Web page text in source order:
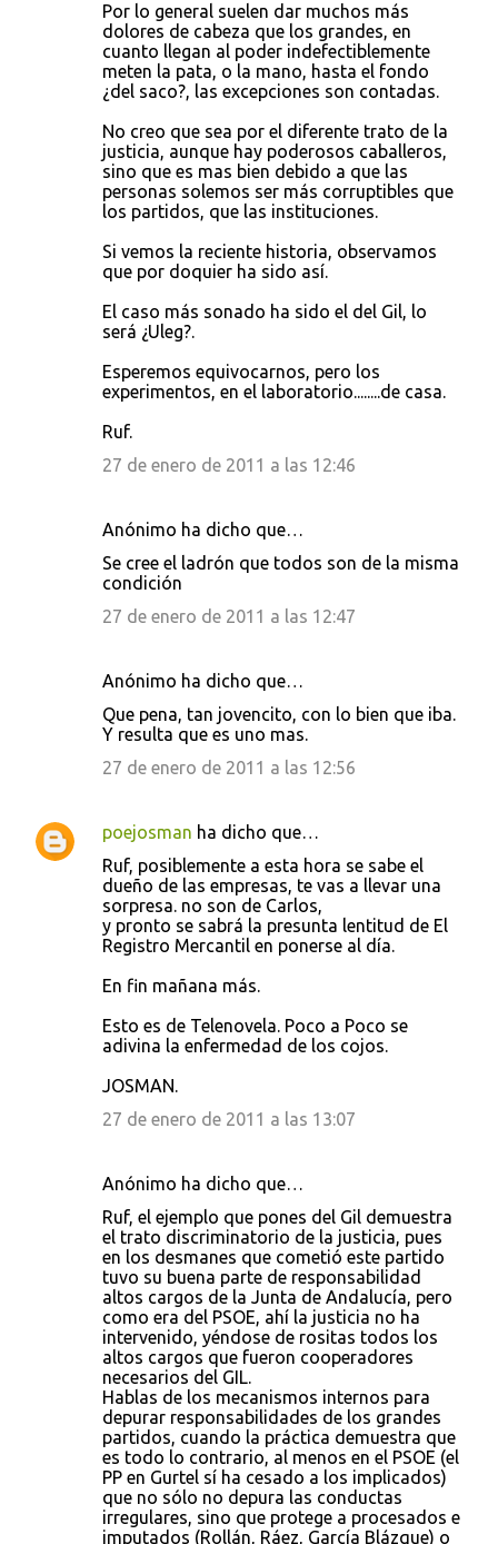
Por lo general suelen dar muchos más
dolores de cabeza que los grandes, en
cuanto llegan al poder indefectiblemente
meten la pata, o la mano, hasta el fondo
¿del saco?, las excepciones son contadas.
No creo que sea por el diferente trato de la
justicia, aunque hay poderosos caballeros,
sino que es mas bien debido a que las
personas solemos ser más corruptibles que
los partidos, que las instituciones.
Si vemos la reciente historia, observamos
que por doquier ha sido así.
El caso más sonado ha sido el del Gil, lo
será ¿Uleg?.
Esperemos equivocarnos, pero los
experimentos, en el laboratorio........de casa.
Ruf.
27 de enero de 2011 a las 12:46
Anónimo ha dicho que…
Se cree el ladrón que todos son de la misma
condición
27 de enero de 2011 a las 12:47
Anónimo ha dicho que…
Que pena, tan jovencito, con lo bien que iba.
Y resulta que es uno mas.
27 de enero de 2011 a las 12:56
poejosman ha dicho que…
Ruf, posiblemente a esta hora se sabe el
dueño de las empresas, te vas a llevar una
sorpresa. no son de Carlos,
y pronto se sabrá la presunta lentitud de El
Registro Mercantil en ponerse al día.
En fin mañana más.
Esto es de Telenovela. Poco a Poco se
adivina la enfermedad de los cojos.
JOSMAN.
27 de enero de 2011 a las 13:07
Anónimo ha dicho que…
Ruf, el ejemplo que pones del Gil demuestra
el trato discriminatorio de la justicia, pues
en los desmanes que cometió este partido
tuvo su buena parte de responsabilidad
altos cargos de la Junta de Andalucía, pero
como era del PSOE, ahí la justicia no ha
intervenido, yéndose de rositas todos los
altos cargos que fueron cooperadores
necesarios del GIL.
Hablas de los mecanismos internos para
depurar responsabilidades de los grandes
partidos, cuando la práctica demuestra que
es todo lo contrario, al menos en el PSOE (el
PP en Gurtel sí ha cesado a los implicados)
que no sólo no depura las conductas
irregulares, sino que protege a procesados e
imputados (Rollán, Ráez, García Blázque) o